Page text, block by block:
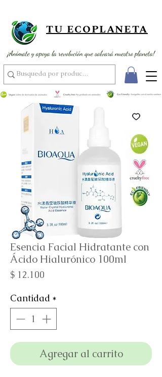
TU ECOPLANETA
Esencia Facial Hidratante con
Ácido Hialurónico 100ml
$ 12.100
Cantidad *
Agregar al carrito